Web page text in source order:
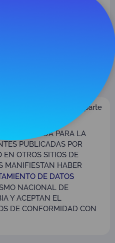
la Transparencia, la
voluntad de servicio
en esta sección hacen parte
ONAC.
DE VIDA PARA LA
PUBLICADAS POR
EN OTROS SITIOS DE
MANIFIESTAN HABER
DE DATOS
NACIONAL DE
Y ACEPTAN EL
DE CONFORMIDAD CON